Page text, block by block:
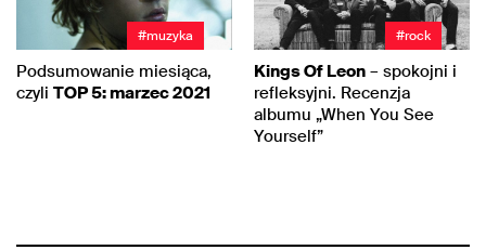
#muzyka
Podsumowanie miesiąca,
czyli TOP 5: marzec 2021
#rock
Kings Of Leon – spokojni i
refleksyjni. Recenzja
albumu „When You See
Yourself”